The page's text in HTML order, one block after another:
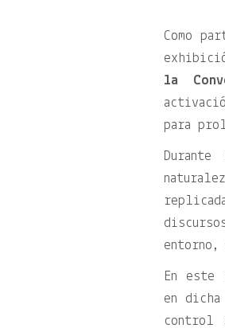
Como
la
para
En este
en
control